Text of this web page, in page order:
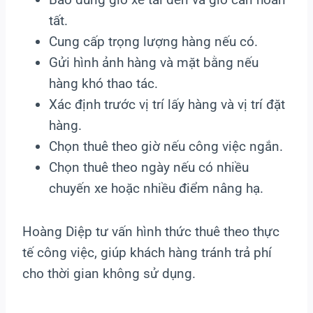
tất.
Cung cấp trọng lượng hàng nếu có.
Gửi hình ảnh hàng và mặt bằng nếu
hàng khó thao tác.
Xác định trước vị trí lấy hàng và vị trí đặt
hàng.
Chọn thuê theo giờ nếu công việc ngắn.
Chọn thuê theo ngày nếu có nhiều
chuyến xe hoặc nhiều điểm nâng hạ.
Hoàng Diệp tư vấn hình thức thuê theo thực
tế công việc, giúp khách hàng tránh trả phí
cho thời gian không sử dụng.